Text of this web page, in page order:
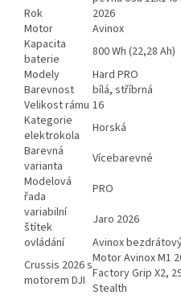
Rok
2026
Motor
Avinox
Kapacita
baterie
800 Wh (22,28 Ah)
Modely
Hard PRO
Barevnost
bílá, stříbrná
Velikost rámu 16
Kategorie
elektrokola
Horská
Barevná
varianta
Vícebarevné
Modelová
řada
PRO
variabilní
štítek
Jaro 2026
ovládání
Avinox
Crussis 2026 s
motorem DJI
Motor Avinox M1
Factory Grip X2,
Stealth